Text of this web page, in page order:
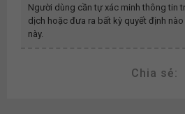
Người dùng cần tự xác minh thông tin
dịch hoặc đưa ra bất kỳ quyết định
này.
Chia sẻ: